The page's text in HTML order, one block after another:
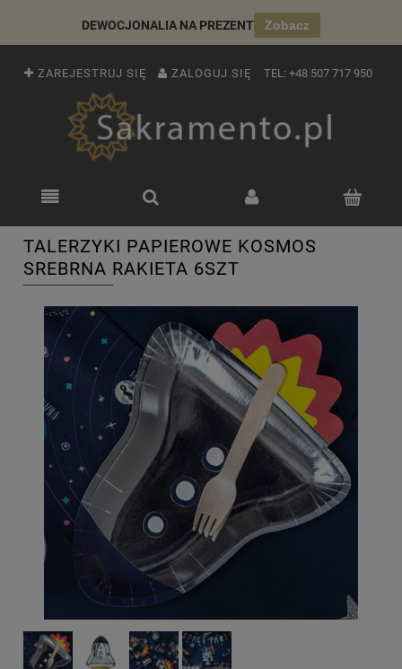
DEWOCJONALIA NA PREZENT Zobacz
ZAREJESTRUJ SIĘ ZALOGUJ SIĘ TEL: +48 507 717 950
TALERZYKI PAPIEROWE KOSMOS
SREBRNA RAKIETA 6SZT